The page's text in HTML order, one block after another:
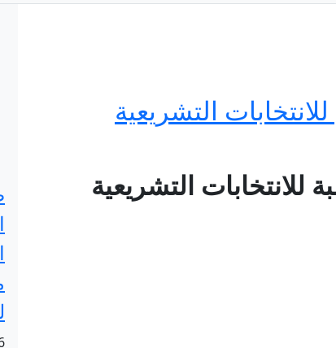
التشريعية
للانتخابات التشريعية